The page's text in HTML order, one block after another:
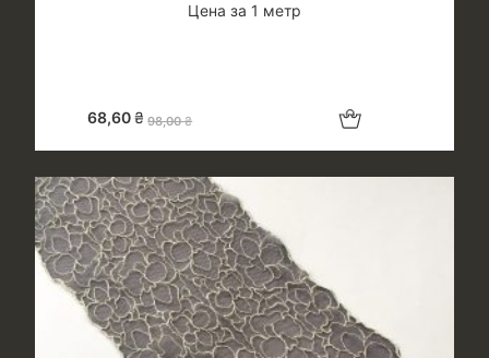
Цена за 1 метр
98,00₴
68,60₴ Добавить в корзину